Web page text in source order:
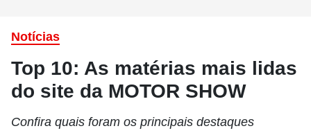
Notícias
Top 10: As matérias mais lidas
do site da MOTOR SHOW
Confira quais foram os principais destaques